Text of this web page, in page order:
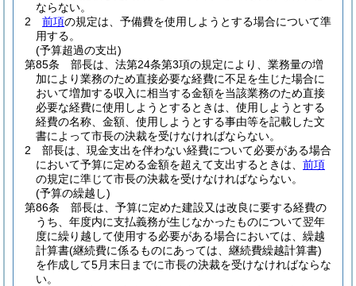
ならない。
2
前項の規定は、予備費を使用しようとする場合について準
用する。
(予算超過の支出)
第85条
部長は、法第24条第3項の規定により、業務量の増
加により業務のため直接必要な経費に不足を生じた場合に
おいて増加する収入に相当する金額を当該業務のため直接
必要な経費に使用しようとするときは、使用しようとする
経費の名称、金額、使用しようとする事由等を記載した文
書によって市長の決裁を受けなければならない。
2
部長は、現金支出を伴わない経費について必要がある場合
において予算に定める金額を超えて支出するときは、 前項
の規定に準じて市長の決裁を受けなければならない。
(予算の繰越し)
第86条
部長は、予算に定めた建設又は改良に要する経費の
うち、年度内に支払義務が生じなかったものについて翌年
度に繰り越して使用する必要がある場合においては、繰越
計算書(継続費に係るものにあっては、継続費繰越計算書)
を作成して5月末日までに市長の決裁を受けなければならな
い。